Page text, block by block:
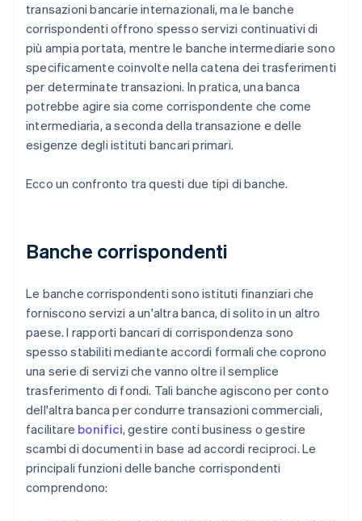
transazioni bancarie internazionali, ma le banche
corrispondenti offrono spesso servizi continuativi di
più ampia portata, mentre le banche intermediarie sono
specificamente coinvolte nella catena dei trasferimenti
per determinate transazioni. In pratica, una banca
potrebbe agire sia come corrispondente che come
intermediaria, a seconda della transazione e delle
esigenze degli istituti bancari primari.
Ecco un confronto tra questi due tipi di banche.
Banche corrispondenti
Le banche corrispondenti sono istituti finanziari che
forniscono servizi a un'altra banca, di solito in un altro
paese. I rapporti bancari di corrispondenza sono
spesso stabiliti mediante accordi formali che coprono
una serie di servizi che vanno oltre il semplice
trasferimento di fondi. Tali banche agiscono per conto
dell'altra banca per condurre transazioni commerciali,
facilitare bonifici, gestire conti business o gestire
scambi di documenti in base ad accordi reciproci. Le
principali funzioni delle banche corrispondenti
comprendono: